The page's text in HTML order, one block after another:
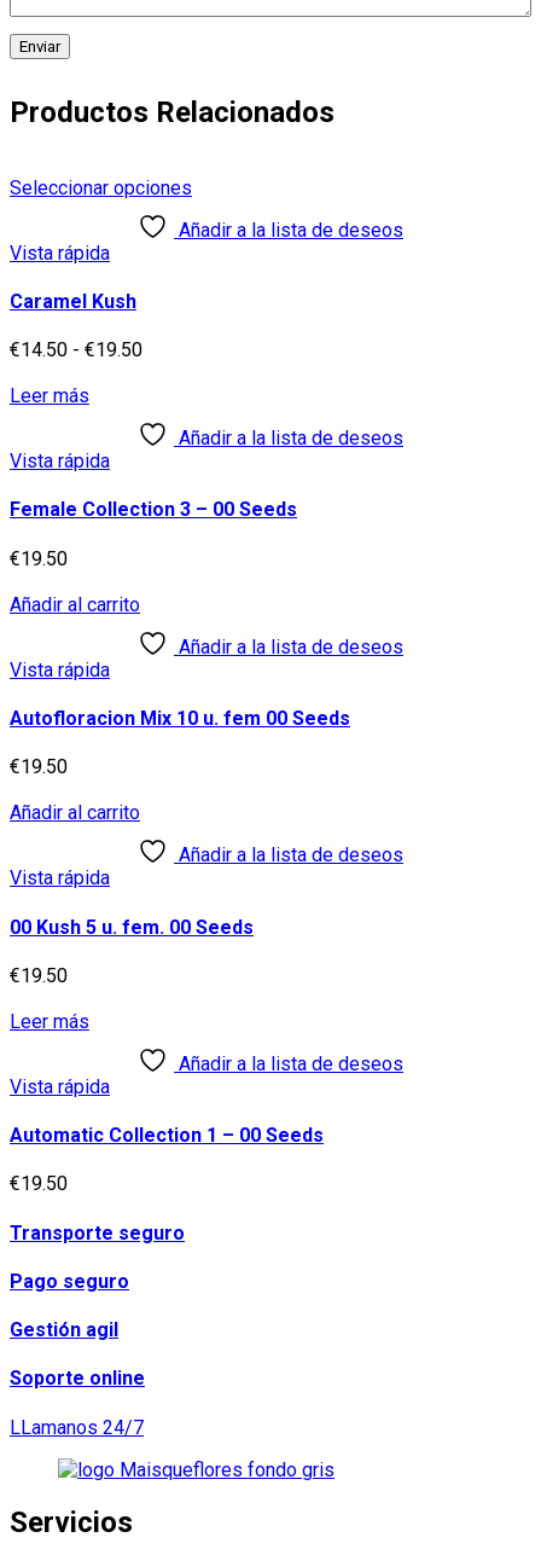
Productos Relacionados
Seleccionar opciones
tiene
la
producto
Añadir a la lista de deseos
Vista rápida
Caramel Kush
€14.50 - €19.50Rango
desde
€14.50
Leer más
Añadir a la lista de deseos
Vista rápida
Female Collection 3 – 00 Seeds
€19.50
Añadir al carrito
Añadir a la lista de deseos
Vista rápida
Autofloracion Mix 10 u. fem 00 Seeds
€19.50
Añadir al carrito
Añadir a la lista de deseos
Vista rápida
00 Kush 5 u. fem. 00 Seeds
€19.50
Leer más
Añadir a la lista de deseos
Vista rápida
Automatic Collection 1 – 00 Seeds
€19.50
Transporte seguro
Pago seguro
Gestión agil
Soporte online
LLamanos 24/7
Servicios